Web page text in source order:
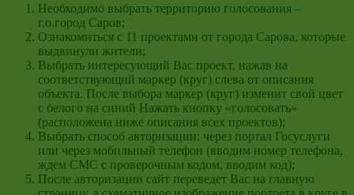
Необходимо выбрать территорию голосования –
г.о.город Саров;
Ознакомиться с 11 проектами от города Сарова, которые
выдвинули жители;
Выбрать интересующий Вас проект, нажав на
соответствующий маркер (круг) слева от описания
объекта. После выбора маркер (круг) изменит свой цвет
с белого на синий Нажать кнопку «голосовать»
(расположена ниже описания всех проектов);
Выбрать способ авторизации: через портал Госуслуги
или через мобильный телефон (вводим номер телефона,
ждем СМС с проверочным кодом, вводим код);
После авторизации сайт переведет Вас на главную